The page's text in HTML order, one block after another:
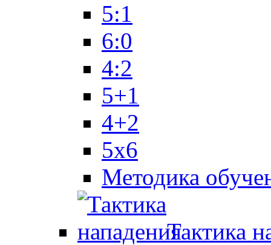
5:1
6:0
4:2
5+1
4+2
5x6
Методика
Тактика